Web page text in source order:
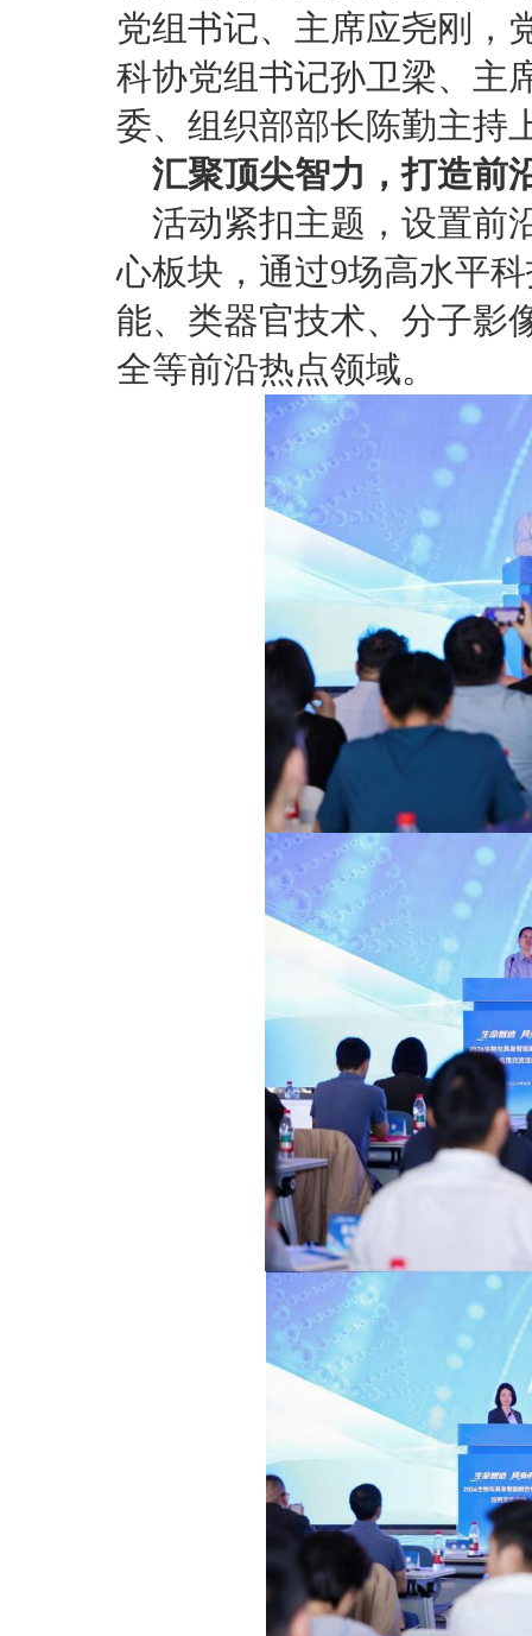
党组书记、主席应尧刚，
科协党组书记孙卫梁、主
委、组织部部长陈勤主持
汇聚顶尖智力，打造前
活动紧扣主题，设置前
心板块，通过9场高水平
能、类器官技术、分子影
全等前沿热点领域。